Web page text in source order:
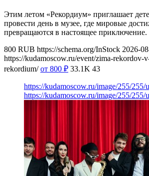
Этим летом «Рекордиум» приглашает
провести день в музее, где мировые
превращаются в настоящее приключение.
800 RUB https://schema.org/InStock 2026-
https://kudamoscow.ru/event/zima-rekordov-
rekordium/ от 800 ₽ 33.1K 43
https://kudamoscow.ru/image/255/
https://kudamoscow.ru/image/255/